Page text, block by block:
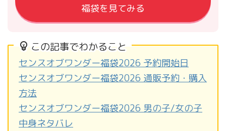
福袋を見てみる
この記事でわかること
センスオブワンダー福袋2026 予約開始日
センスオブワンダー福袋2026 通販予約・購入
方法
センスオブワンダー福袋2026 男の子/女の子
中身ネタバレ